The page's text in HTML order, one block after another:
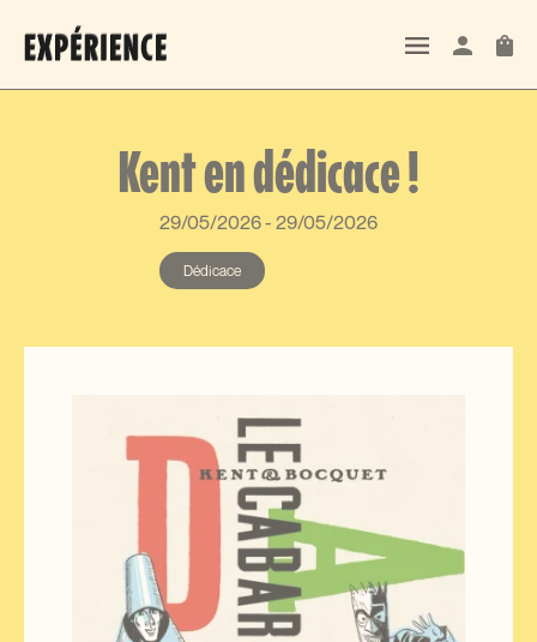
29/05/2026- 29/05/2026
Dédicace
Kent en dédicace !